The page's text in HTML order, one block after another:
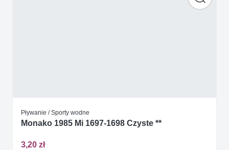
Pływanie / Sporty wodne
Monako 1985 Mi 1697-1698 Czyste **
3,20 zł